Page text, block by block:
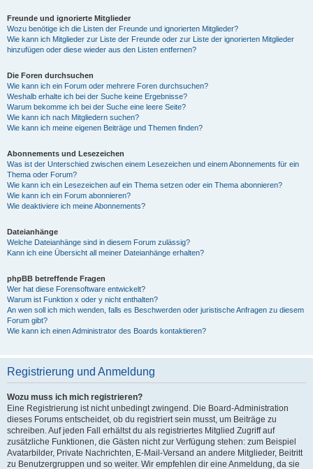
Freunde und ignorierte Mitglieder
Wozu benötige ich die Listen der Freunde und ignorierten Mitglieder?
Wie kann ich Mitglieder zur Liste der Freunde oder zur Liste der ignorierten Mitglieder
hinzufügen oder diese wieder aus den Listen entfernen?
Die Foren durchsuchen
Wie kann ich ein Forum oder mehrere Foren durchsuchen?
Weshalb erhalte ich bei der Suche keine Ergebnisse?
Warum bekomme ich bei der Suche eine leere Seite?
Wie kann ich nach Mitgliedern suchen?
Wie kann ich meine eigenen Beiträge und Themen finden?
Abonnements und Lesezeichen
Was ist der Unterschied zwischen einem Lesezeichen und einem Abonnements für ein
Thema oder Forum?
Wie kann ich ein Lesezeichen auf ein Thema setzen oder ein Thema abonnieren?
Wie kann ich ein Forum abonnieren?
Wie deaktiviere ich meine Abonnements?
Dateianhänge
Welche Dateianhänge sind in diesem Forum zulässig?
Kann ich eine Übersicht all meiner Dateianhänge erhalten?
phpBB betreffende Fragen
Wer hat diese Forensoftware entwickelt?
Warum ist Funktion x oder y nicht enthalten?
An wen soll ich mich wenden, falls es Beschwerden oder juristische Anfragen zu diesem
Forum gibt?
Wie kann ich einen Administrator des Boards kontaktieren?
Registrierung und Anmeldung
Wozu muss ich mich registrieren?
Eine Registrierung ist nicht unbedingt zwingend. Die Board-Administration
dieses Forums entscheidet, ob du registriert sein musst, um Beiträge zu
schreiben. Auf jeden Fall erhältst du als registriertes Mitglied Zugriff auf
zusätzliche Funktionen, die Gästen nicht zur Verfügung stehen: zum Beispiel
Avatarbilder, Private Nachrichten, E-Mail-Versand an andere Mitglieder, Beitritt
zu Benutzergruppen und so weiter. Wir empfehlen dir eine Anmeldung, da sie